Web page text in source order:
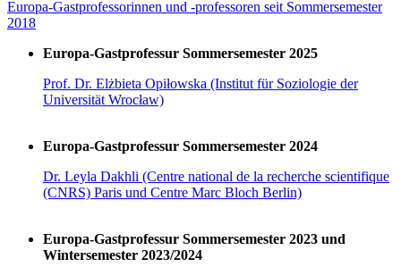
Europa-Gastprofessorinnen und -professoren seit Sommersemester
2018
Europa-Gastprofessur Sommersemester 2025
Prof. Dr. Elżbieta Opiłowska (Institut für Soziologie der
Universität Wrocław)
Europa-Gastprofessur Sommersemester 2024
Dr. Leyla Dakhli (Centre national de la recherche scientifique
(CNRS) Paris und Centre Marc Bloch Berlin)
Europa-Gastprofessur Sommersemester 2023 und
Wintersemester 2023/2024